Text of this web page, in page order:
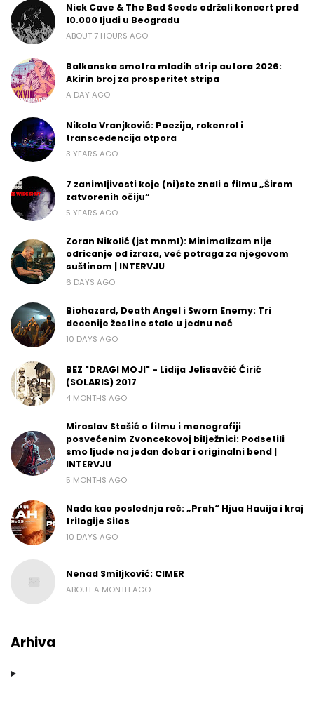
Nick Cave & The Bad Seeds održali koncert pred
10.000 ljudi u Beogradu
ABOUT 7 HOURS AGO
Balkanska smotra mladih strip autora 2026:
Akirin broj za prosperitet stripa
A DAY AGO
Nikola Vranjković: Poezija, rokenrol i
transcedencija otpora
3 YEARS AGO
7 zanimljivosti koje (ni)ste znali o filmu „Širom
zatvorenih očiju“
5 YEARS AGO
Zoran Nikolić (jst mnml): Minimalizam nije
odricanje od izraza, već potraga za njegovom
suštinom | INTERVJU
6 DAYS AGO
Biohazard, Death Angel i Sworn Enemy: Tri
decenije žestine stale u jednu noć
10 DAYS AGO
BEZ "DRAGI MOJI" - Lidija Jelisavčić Ćirić
(SOLARIS) 2017
4 MONTHS AGO
Miroslav Stašić o filmu i monografiji
posvećenim Zvoncekovoj bilježnici: Podsetili
smo ljude na jedan dobar i originalni bend |
INTERVJU
5 MONTHS AGO
Nada kao poslednja reč: „Prah“ Hjua Hauija i kraj
trilogije Silos
10 DAYS AGO
Nenad Smiljković: CIMER
ABOUT A MONTH AGO
Arhiva